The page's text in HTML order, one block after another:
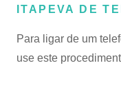
ITAPEVA DE
Para ligar de um
use este